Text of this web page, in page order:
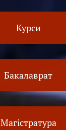
Курси
Бакалаврат
Магістратура